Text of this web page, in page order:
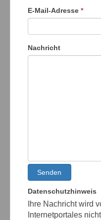
E-Mail-Adresse *
Nachricht
Senden
Datenschutzhinweis
Ihre Nachricht wird
Internetportales